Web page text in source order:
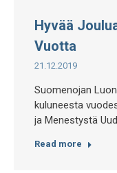
Hyvää
Vuotta
21.12.2019
Suomenojan
kuluneesta
ja Menestystä
Read more